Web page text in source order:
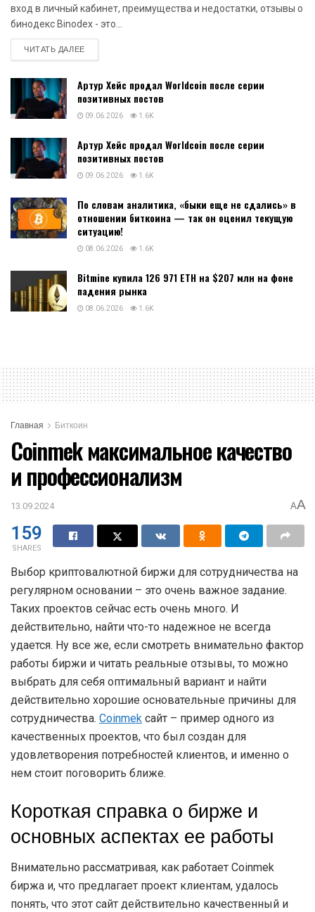
вход в личный кабинет, преимущества и недостатки, отзывы о
бинодекс Binodex - это...
ЧИТАТЬ ДАЛЕЕDETAILS
Артур Хейс продал Worldcoin после серии
позитивных постов
09.06.2026 1.6K
Артур Хейс продал Worldcoin после серии
позитивных постов
09.06.2026 1.6K
По словам аналитика, «быки еще не сдались» в
отношении биткоина — так он оценил текущую
ситуацию!
08.06.2026 1.6K
Bitmine купила 126 971 ETH на $207 млн на фоне
падения рынка
08.06.2026 1.6K
Главная Биткоин
Coinmek максимальное качество
и профессионализм
13.09.2024 AA
159
SHARES
Выбор криптовалютной биржи для сотрудничества на
регулярном основании – это очень важное задание.
Таких проектов сейчас есть очень много. И
действительно, найти что-то надежное не всегда
удается. Ну все же, если смотреть внимательно фактор
работы биржи и читать реальные отзывы, то можно
выбрать для себя оптимальный вариант и найти
действительно хорошие основательные причины для
сотрудничества. Coinmek сайт – пример одного из
качественных проектов, что был создан для
удовлетворения потребностей клиентов, и именно о
нем стоит поговорить ближе.
Короткая справка о бирже и
основных аспектах ее работы
Внимательно рассматривая, как работает Coinmek
биржа и, что предлагает проект клиентам, удалось
понять, что этот сайт действительно качественный и